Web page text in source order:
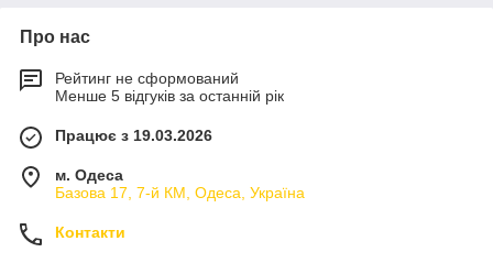
Про нас
Рейтинг не сформований
Менше 5 відгуків за останній рік
Працює з 19.03.2026
м. Одеса
Базова 17, 7-й КМ, Одеса, Україна
Контакти